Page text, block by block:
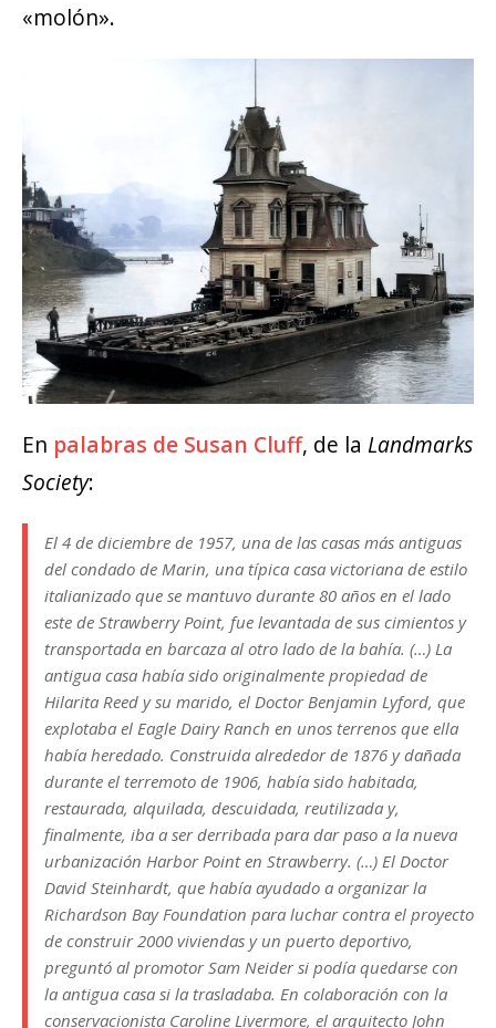
«molón».
En palabras de Susan Cluff, de la Landmarks
Society:
El 4 de diciembre de 1957, una de las casas más antiguas
del condado de Marin, una típica casa victoriana de estilo
italianizado que se mantuvo durante 80 años en el lado
este de Strawberry Point, fue levantada de sus cimientos y
transportada en barcaza al otro lado de la bahía. (…) La
antigua casa había sido originalmente propiedad de
Hilarita Reed y su marido, el Doctor Benjamin Lyford, que
explotaba el Eagle Dairy Ranch en unos terrenos que ella
había heredado. Construida alrededor de 1876 y dañada
durante el terremoto de 1906, había sido habitada,
restaurada, alquilada, descuidada, reutilizada y,
finalmente, iba a ser derribada para dar paso a la nueva
urbanización Harbor Point en Strawberry. (…) El Doctor
David Steinhardt, que había ayudado a organizar la
Richardson Bay Foundation para luchar contra el proyecto
de construir 2000 viviendas y un puerto deportivo,
preguntó al promotor Sam Neider si podía quedarse con
la antigua casa si la trasladaba. En colaboración con la
conservacionista Caroline Livermore, el arquitecto John